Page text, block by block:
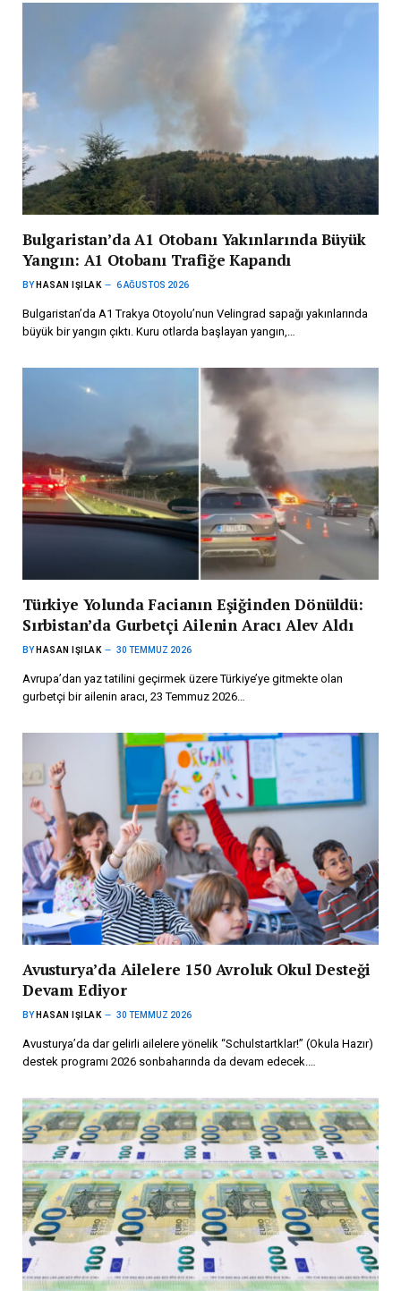
Bulgaristan’da A1 Otobanı Yakınlarında Büyük
Yangın: A1 Otobanı Trafiğe Kapandı
BY HASAN IŞILAK 6 AĞUSTOS 2026
Bulgaristan’da A1 Trakya Otoyolu’nun Velingrad sapağı yakınlarında
büyük bir yangın çıktı. Kuru otlarda başlayan yangın,…
Türkiye Yolunda Facianın Eşiğinden Dönüldü:
Sırbistan’da Gurbetçi Ailenin Aracı Alev Aldı
BY HASAN IŞILAK 30 TEMMUZ 2026
Avrupa’dan yaz tatilini geçirmek üzere Türkiye’ye gitmekte olan
gurbetçi bir ailenin aracı, 23 Temmuz 2026…
Avusturya’da Ailelere 150 Avroluk Okul Desteği
Devam Ediyor
BY HASAN IŞILAK 30 TEMMUZ 2026
Avusturya’da dar gelirli ailelere yönelik “Schulstartklar!” (Okula Hazır)
destek programı 2026 sonbaharında da devam edecek.…